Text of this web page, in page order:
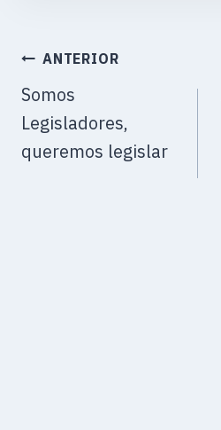
ANTERIOR
Somos
Legisladores,
queremos legislar